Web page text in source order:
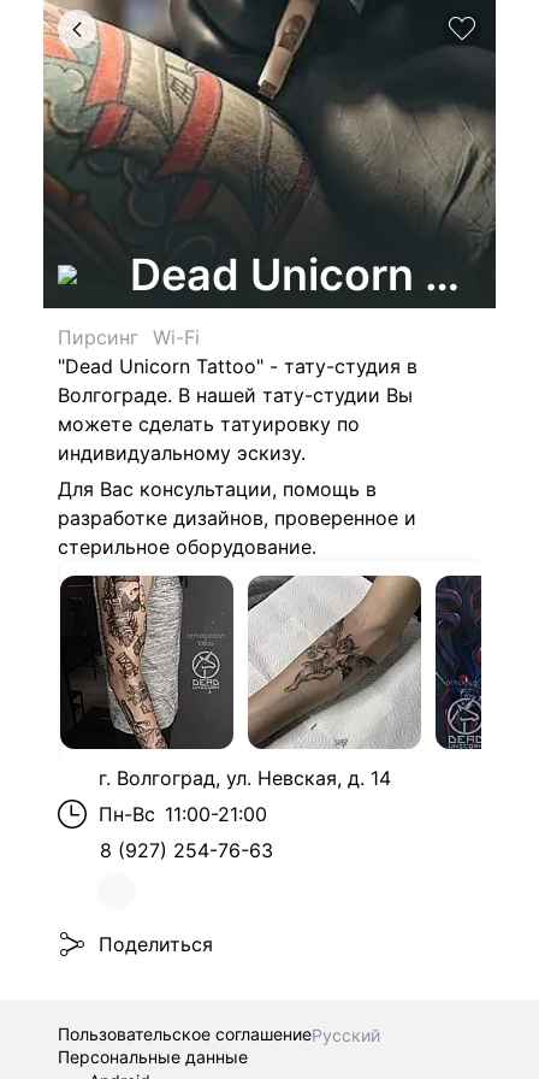
Dead Unicorn
Пирсинг Wi-Fi
"Dead Unicorn Tattoo" - тату-студия в
Волгограде. В нашей тату-студии Вы
можете сделать татуировку по
индивидуальному эскизу.
Для Вас консультации, помощь в
разработке дизайнов, проверенное и
стерильное оборудование.
г. Волгоград, ул. Невская, д. 14
Пн-Вс 11:00-21:00
8 (927) 254-76-63
Поделиться
Пользовательское соглашениеРусский
Персональные данные